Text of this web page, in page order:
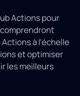
Actions pour
à l’échelle
et optimiser
les meilleurs